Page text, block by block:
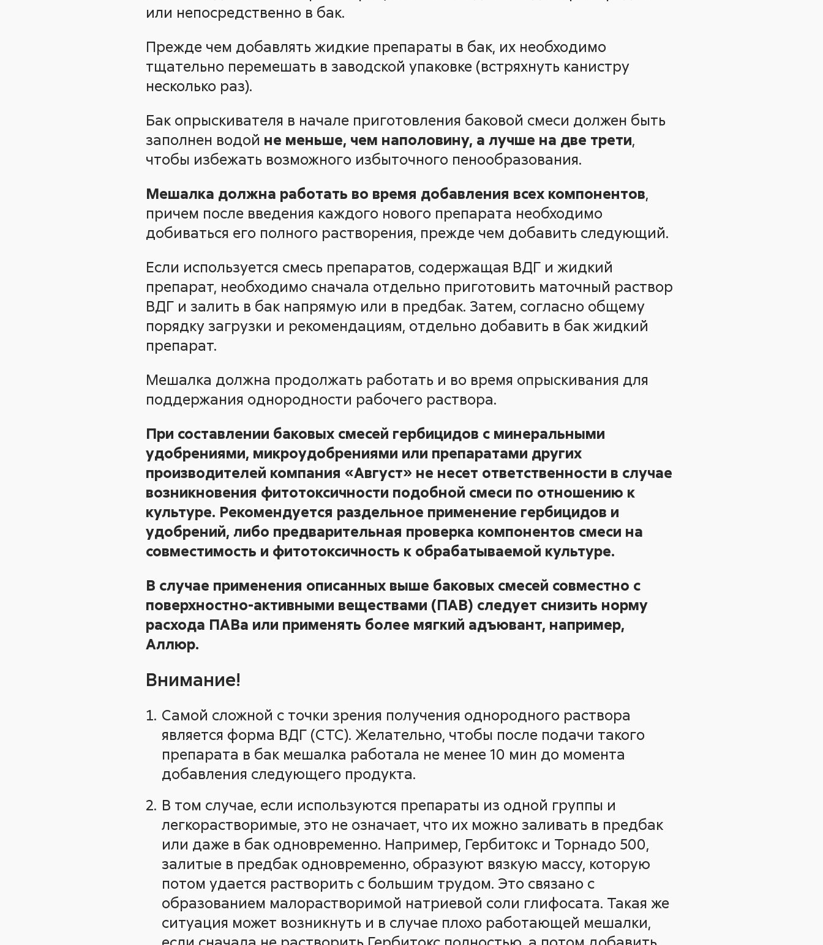
или непосредственно в бак.
Прежде чем добавлять жидкие препараты в бак, их необходимо
тщательно перемешать в заводской упаковке (встряхнуть канистру
несколько раз).
Бак опрыскивателя в начале приготовления баковой смеси должен быть
заполнен водой не меньше, чем наполовину, а лучше на две трети,
чтобы избежать возможного избыточного пенообразования.
Мешалка должна работать во время добавления всех компонентов,
причем после введения каждого нового препарата необходимо
добиваться его полного растворения, прежде чем добавить следующий.
Если используется смесь препаратов, содержащая ВДГ и жидкий
препарат, необходимо сначала отдельно приготовить маточный раствор
ВДГ и залить в бак напрямую или в предбак. Затем, согласно общему
порядку загрузки и рекомендациям, отдельно добавить в бак жидкий
препарат.
Мешалка должна продолжать работать и во время опрыскивания для
поддержания однородности рабочего раствора.
При составлении баковых смесей гербицидов с минеральными
удобрениями, микроудобрениями или препаратами других
производителей компания «Август» не несет ответственности в случае
возникновения фитотоксичности подобной смеси по отношению к
культуре. Рекомендуется раздельное применение гербицидов и
удобрений, либо предварительная проверка компонентов смеси на
совместимость и фитотоксичность к обрабатываемой культуре.
В случае применения описанных выше баковых смесей совместно с
поверхностно-активными веществами (ПАВ) следует снизить норму
расхода ПАВа или применять более мягкий адъювант, например,
Аллюр.
Внимание!
Самой сложной с точки зрения получения однородного раствора
является форма ВДГ (СТС). Желательно, чтобы после подачи такого
препарата в бак мешалка работала не менее 10 мин до момента
добавления следующего продукта.
В том случае, если используются препараты из одной группы и
легкорастворимые, это не означает, что их можно заливать в предбак
или даже в бак одновременно. Например, Гербитокс и Торнадо 500,
залитые в предбак одновременно, образуют вязкую массу, которую
потом удается растворить с большим трудом. Это связано с
образованием малорастворимой натриевой соли глифосата. Такая же
ситуация может возникнуть и в случае плохо работающей мешалки,